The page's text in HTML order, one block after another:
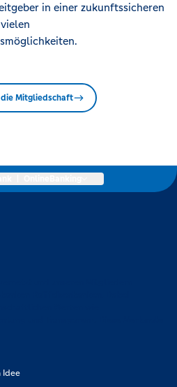
in einer zukunftssicheren
Mitgliedschaft
Idee